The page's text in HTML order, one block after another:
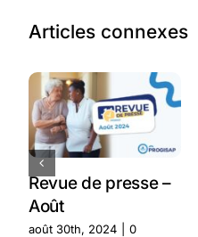
Articles connexes
Revue de presse –
Août
août 30th, 2024
0